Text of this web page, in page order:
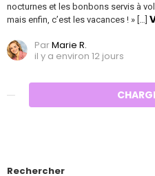
nocturnes et les bonbons servis à
mais enfin, c’est les vacances ! » […]
ParMarie R.
il y a environ 12 jours
Rechercher